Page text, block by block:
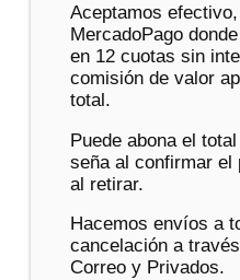
Aceptamos
MercadoPago
en 12 cuotas sin
comisión de valor
total.
Puede abona el
seña al confirmar el
al retirar.
Hacemos envíos a
cancelación a
Correo y Privados.